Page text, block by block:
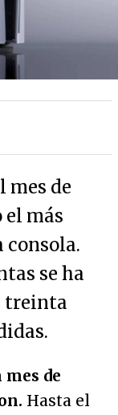
mes de
el más
consola.
se ha
treinta
de
Hasta el